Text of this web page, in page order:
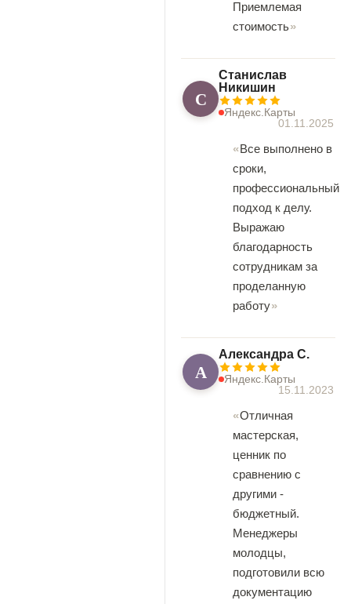
Приемлемая
стоимость
С
Станислав
Никишин
Яндекс.Карты
01.11.2025
Все выполнено в
сроки,
профессиональный
подход к делу.
Выражаю
благодарность
сотрудникам за
проделанную
работу
А
Александра С.
Яндекс.Карты
15.11.2023
Отличная
мастерская,
ценник по
сравнению с
другими -
бюджетный.
Менеджеры
молодцы,
подготовили всю
документацию